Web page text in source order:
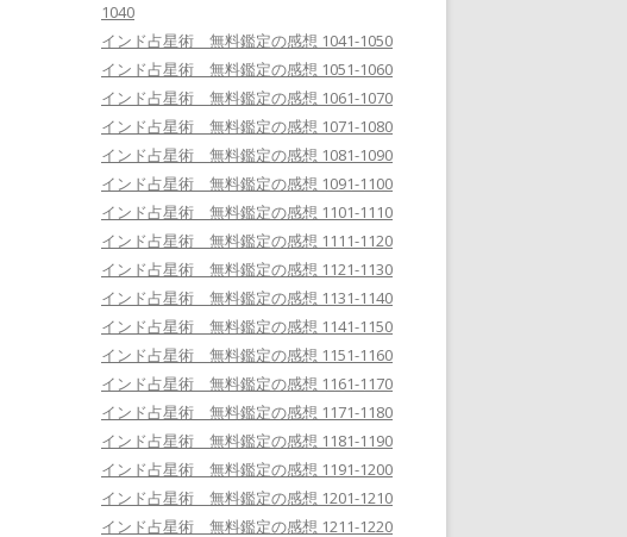
1040
インド占星術 無料鑑定の感想 1041-1050
インド占星術 無料鑑定の感想 1051-1060
インド占星術 無料鑑定の感想 1061-1070
インド占星術 無料鑑定の感想 1071-1080
インド占星術 無料鑑定の感想 1081-1090
インド占星術 無料鑑定の感想 1091-1100
インド占星術 無料鑑定の感想 1101-1110
インド占星術 無料鑑定の感想 1111-1120
インド占星術 無料鑑定の感想 1121-1130
インド占星術 無料鑑定の感想 1131-1140
インド占星術 無料鑑定の感想 1141-1150
インド占星術 無料鑑定の感想 1151-1160
インド占星術 無料鑑定の感想 1161-1170
インド占星術 無料鑑定の感想 1171-1180
インド占星術 無料鑑定の感想 1181-1190
インド占星術 無料鑑定の感想 1191-1200
インド占星術 無料鑑定の感想 1201-1210
インド占星術 無料鑑定の感想 1211-1220